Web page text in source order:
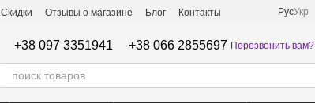
Скидки Отзывы о магазине Блог Контакты РусУкр
+38 097 3351941 +38 066 2855697 Перезвонить вам?